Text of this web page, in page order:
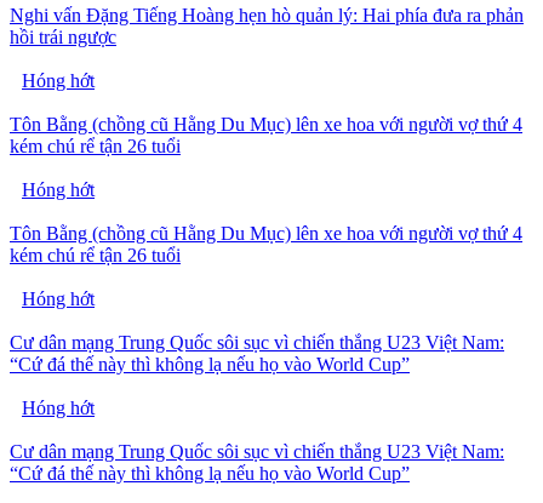
Nghi vấn Đặng Tiếng Hoàng hẹn hò quản lý: Hai phía đưa ra phản
hồi trái ngược
Hóng hớt
Tôn Bằng (chồng cũ Hằng Du Mục) lên xe hoa với người vợ thứ 4
kém chú rể tận 26 tuổi
Hóng hớt
Tôn Bằng (chồng cũ Hằng Du Mục) lên xe hoa với người vợ thứ 4
kém chú rể tận 26 tuổi
Hóng hớt
Cư dân mạng Trung Quốc sôi sục vì chiến thắng U23 Việt Nam:
“Cứ đá thế này thì không lạ nếu họ vào World Cup”
Hóng hớt
Cư dân mạng Trung Quốc sôi sục vì chiến thắng U23 Việt Nam:
“Cứ đá thế này thì không lạ nếu họ vào World Cup”